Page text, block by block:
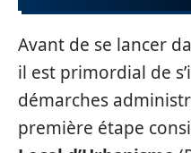
Avant de se lancer
il est primordial de
démarches
première étape